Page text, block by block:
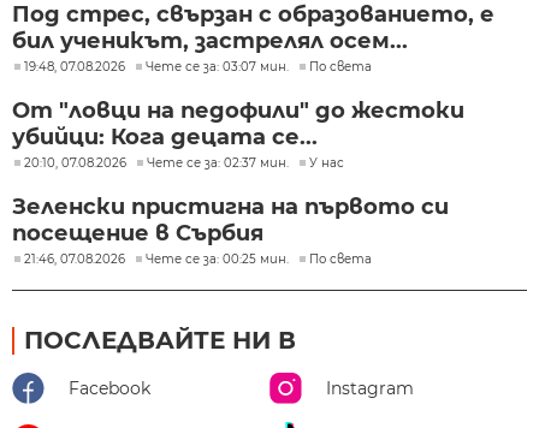
Под стрес, свързан с образованието, е
бил ученикът, застрелял осем...
19:48, 07.08.2026 Чете се за: 03:07 мин. По света
От "ловци на педофили" до жестоки
убийци: Кога децата се...
20:10, 07.08.2026 Чете се за: 02:37 мин. У нас
Зеленски пристигна на първото си
посещение в Сърбия
21:46, 07.08.2026 Чете се за: 00:25 мин. По света
ПОСЛЕДВАЙТЕ НИ В
Facebook Instagram